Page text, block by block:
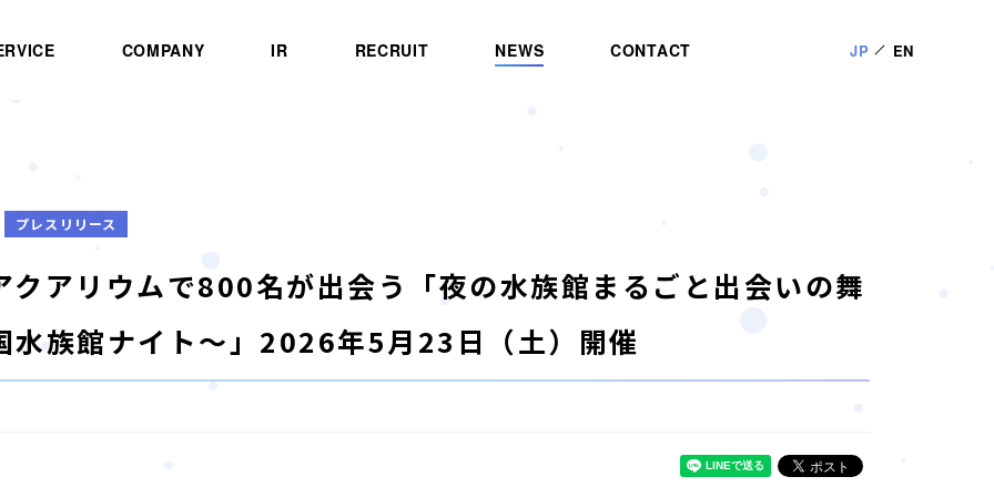
COMPANY IR RECRUIT NEWS CONTACT JP EN
プレスリリース
クアリウムで800名が出会う「夜の水族館まるごと出会いの舞
水族館ナイト～」2026年5月23日（土）開催